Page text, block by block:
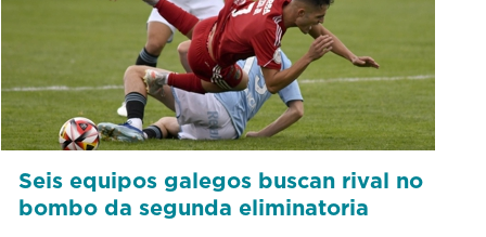
Seis equipos galegos buscan rival no
bombo da segunda eliminatoria